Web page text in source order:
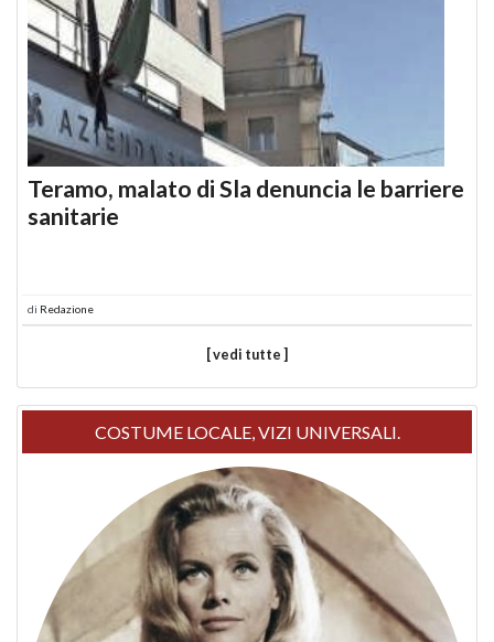
Teramo, malato di Sla denuncia le barriere
sanitarie
di Redazione
[ vedi tutte ]
COSTUME LOCALE, VIZI UNIVERSALI.